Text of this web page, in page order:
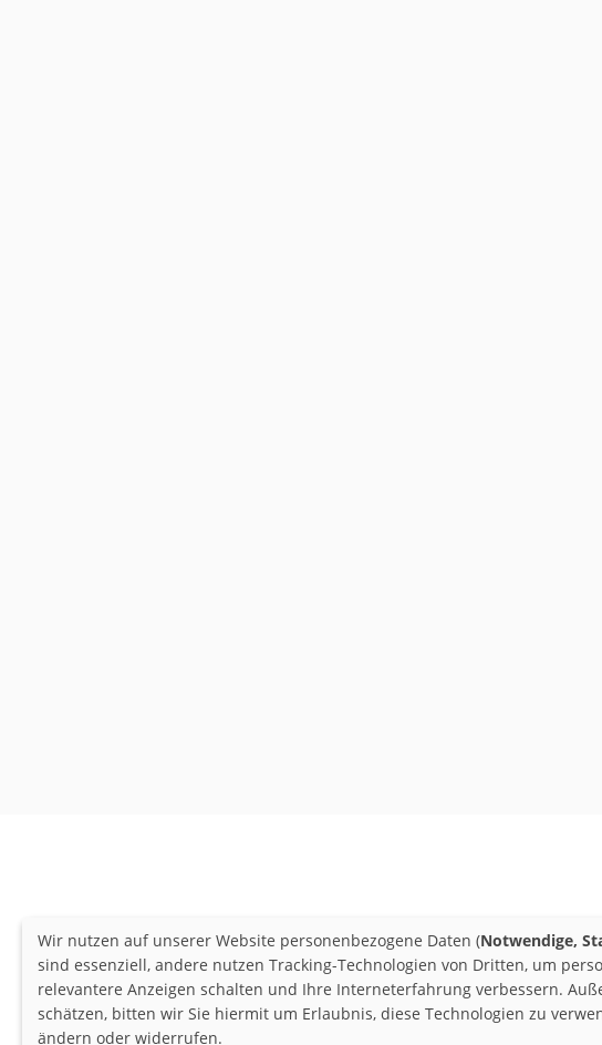
Wir nutzen auf unserer Website personenbezogene Daten (Notwendige,
sind essenziell, andere nutzen Tracking-Technologien von Dritten, um
relevantere Anzeigen schalten und Ihre Interneterfahrung verbessern.
schätzen, bitten wir Sie hiermit um Erlaubnis, diese Technologien zu
ändern oder widerrufen.